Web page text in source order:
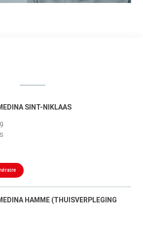
SINT-NIKLAAS
HAMME (THUISVERPLEGING